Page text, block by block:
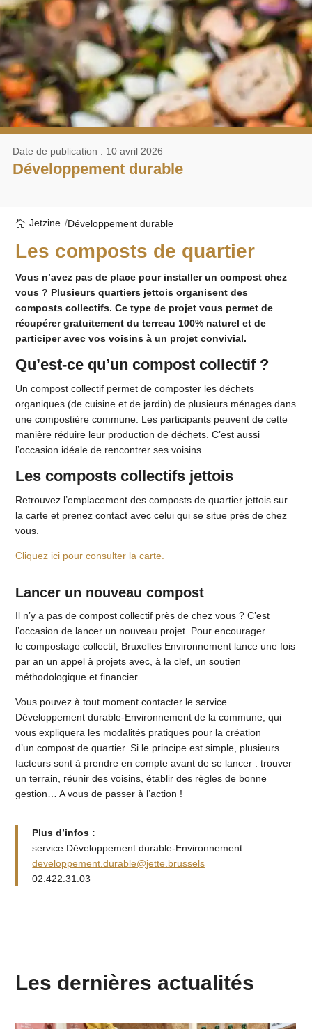
Développement durable
Date de publication : 10 avril 2026
Jetzine Développement durable
Les composts de quartier
Vous n’avez pas de place pour installer un compost chez
vous ? Plusieurs quartiers jettois organisent des
composts collectifs. Ce type de projet vous permet de
récupérer gratuitement du terreau 100% naturel et de
participer avec vos voisins à un projet convivial.
Qu’est-ce qu’un compost collectif ?
Un compost collectif permet de composter les déchets
organiques (de cuisine et de jardin) de plusieurs ménages dans
une compostière commune. Les participants peuvent de cette
manière réduire leur production de déchets. C’est aussi
l’occasion idéale de rencontrer ses voisins.
Les composts collectifs jettois
Retrouvez l’emplacement des composts de quartier jettois sur
la carte et prenez contact avec celui qui se situe près de chez
vous.
Cliquez ici pour consulter la carte.
Lancer un nouveau compost
Il n’y a pas de compost collectif près de chez vous ? C’est
l’occasion de lancer un nouveau projet. Pour encourager
le compostage collectif, Bruxelles Environnement lance une fois
par an un appel à projets avec, à la clef, un soutien
méthodologique et financier.
Vous pouvez à tout moment contacter le service
Développement durable-Environnement de la commune, qui
vous expliquera les modalités pratiques pour la création
d’un compost de quartier. Si le principe est simple, plusieurs
facteurs sont à prendre en compte avant de se lancer : trouver
un terrain, réunir des voisins, établir des règles de bonne
gestion… A vous de passer à l’action !
Plus d’infos :
service Développement durable-Environnement
developpement.durable@jette.brussels
02.422.31.03
Les dernières actualités